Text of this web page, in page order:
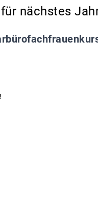
nächstes